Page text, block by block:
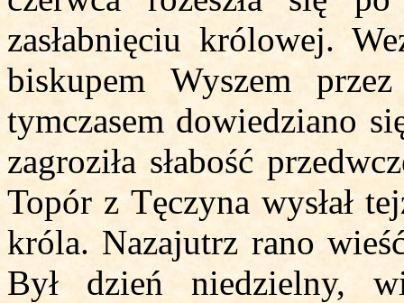
zasłabnięciu królowej.
biskupem Wyszem
tymczasem dowiedziano
zagroziła słabość
Topór z Tęczyna wysłał
króla. Nazajutrz rano
Był dzień niedzielny,